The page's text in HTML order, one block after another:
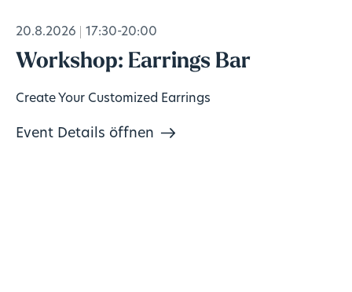
20.8.2026 17:30-20:00
Workshop: Earrings Bar
Create Your Customized Earrings
Event Details öffnen